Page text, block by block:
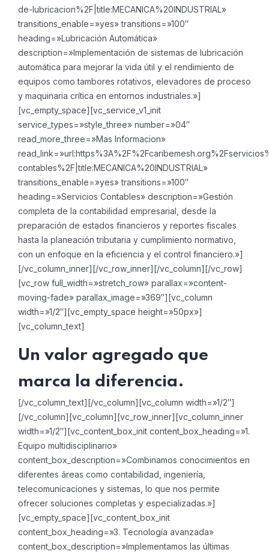
de-lubricacion%2F|title:MECANICA%20INDUSTRIAL»
transitions_enable=»yes» transitions=»100″
heading=»Lubricación Automática»
description=»Implementación de sistemas de lubricación
automática para mejorar la vida útil y el rendimiento de
equipos como tambores rotativos, elevadores de proceso
y maquinaria crítica en entornos industriales.»]
[vc_empty_space][vc_service_v1_init
service_types=»style_three» number=»04″
read_more_three=»Mas Informacion»
contables%2F|title:MECANICA%20INDUSTRIAL»
transitions_enable=»yes» transitions=»100″
heading=»Servicios Contables» description=»Gestión
completa de la contabilidad empresarial, desde la
preparación de estados financieros y reportes fiscales
hasta la planeación tributaria y cumplimiento normativo,
con un enfoque en la eficiencia y el control financiero.»]
[/vc_column_inner][/vc_row_inner][/vc_column][/vc_row]
[vc_row full_width=»stretch_row» parallax=»content-
moving-fade» parallax_image=»369″][vc_column
width=»1/2″][vc_empty_space height=»50px»]
[vc_column_text]
Un valor agregado que
marca la diferencia.
[/vc_column_text][/vc_column][vc_column width=»1/2″]
[/vc_column][vc_column][vc_row_inner][vc_column_inner
width=»1/2″][vc_content_box_init content_box_heading=»1.
Equipo multidisciplinario»
content_box_description=»Combinamos conocimientos en
diferentes áreas como contabilidad, ingeniería,
telecomunicaciones y sistemas, lo que nos permite
ofrecer soluciones completas y especializadas.»]
[vc_empty_space][vc_content_box_init
content_box_heading=»3. Tecnología avanzada»
content_box_description=»Implementamos las últimas